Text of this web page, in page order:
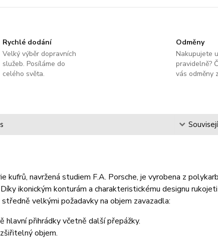
Rychlé dodání
Velký výběr dopravních
služeb. Posíláme do
celého světa.
Odměny
Nakupujete
pravidelně?
vás odměny
kufrů, navržená studiem F.A. Porsche, je vyrobena z
ikonickým konturám a charakteristickému designu
velkými požadavky na objem zavazadla:
hlavní přihrádky včetně další přepážky.
objem.